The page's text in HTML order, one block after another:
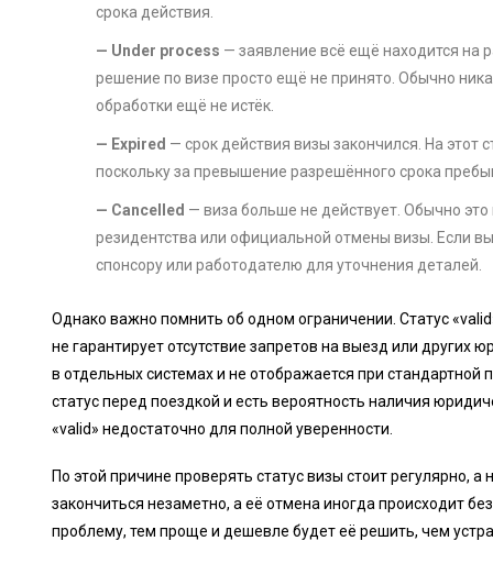
срока действия.
— Under process — заявление всё ещё находится на
решение по визе просто ещё не принято. Обычно
обработки ещё не истёк.
— Expired — срок действия визы закончился. На этот
поскольку за превышение разрешённого срока
— Cancelled — виза больше не действует. Обычно
резидентства или официальной отмены визы. Если
спонсору или работодателю для уточнения деталей.
Однако важно помнить об одном ограничении. Статус
не гарантирует отсутствие запретов на выезд или других
в отдельных системах и не отображается при стандартной
статус перед поездкой и есть вероятность наличия
«valid» недостаточно для полной уверенности.
По этой причине проверять статус визы стоит регулярно,
закончиться незаметно, а её отмена иногда происходит
проблему, тем проще и дешевле будет её решить, чем